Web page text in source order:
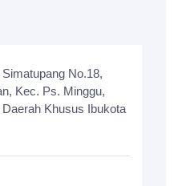
No.18,
Kec. Ps. Minggu,
Khusus Ibukota